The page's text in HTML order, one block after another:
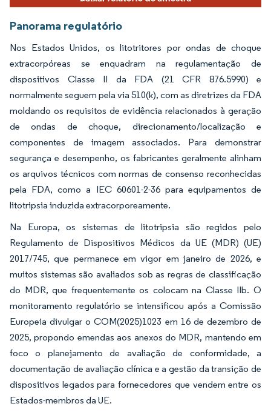
Panorama regulatório
Nos Estados Unidos, os litotritores por ondas de choque
extracorpóreas se enquadram na regulamentação de
dispositivos Classe II da FDA (21 CFR 876.5990) e
normalmente seguem pela via 510(k), com as diretrizes da FDA
moldando os requisitos de evidência relacionados à geração
de ondas de choque, direcionamento/localização e
componentes de imagem associados. Para demonstrar
segurança e desempenho, os fabricantes geralmente alinham
os arquivos técnicos com normas de consenso reconhecidas
pela FDA, como a IEC 60601-2-36 para equipamentos de
litotripsia induzida extracorporeamente.
Na Europa, os sistemas de litotripsia são regidos pelo
Regulamento de Dispositivos Médicos da UE (MDR) (UE)
2017/745, que permanece em vigor em janeiro de 2026, e
muitos sistemas são avaliados sob as regras de classificação
do MDR, que frequentemente os colocam na Classe IIb. O
monitoramento regulatório se intensificou após a Comissão
Europeia divulgar o COM(2025)1023 em 16 de dezembro de
2025, propondo emendas aos anexos do MDR, mantendo em
foco o planejamento de avaliação de conformidade, a
documentação de avaliação clínica e a gestão da transição de
dispositivos legados para fornecedores que vendem entre os
Estados-membros da UE.